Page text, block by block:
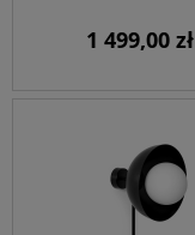
1 499,00 zł